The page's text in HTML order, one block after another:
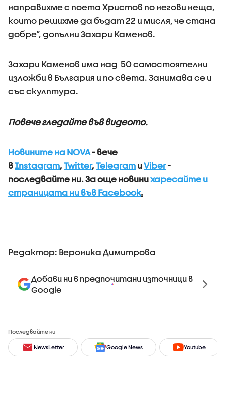
направихме с поета Христов по негови неща,
които решихме да бъдат 22 и мисля, че стана
добре”, допълни Захари Каменов.
Захари Каменов има над 50 самостоятелни
изложби в България и по света. Занимава се и
със скулптура.
Повече гледайте във видеото.
Новините на NOVA- вече
вInstagram, Twitter, Telegram иViber-
последвайте ни.За още новинихаресайте и
страницата ни във Facebook.
Редактор: Вероника Димитрова
Добави ни в предпочитани източници в
Google
Последвайте ни
NewsLetter Google News Youtube